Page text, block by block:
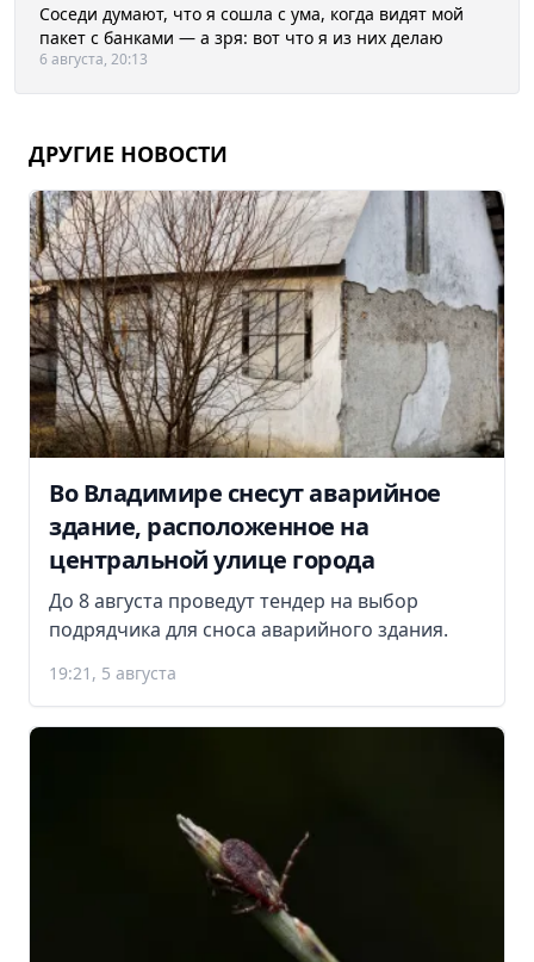
Соседи думают, что я сошла с ума, когда видят мой
пакет с банками — а зря: вот что я из них делаю
6 августа, 20:13
ДРУГИЕ НОВОСТИ
Во Владимире снесут аварийное
здание, расположенное на
центральной улице города
До 8 августа проведут тендер на выбор
подрядчика для сноса аварийного здания.
19:21, 5 августа